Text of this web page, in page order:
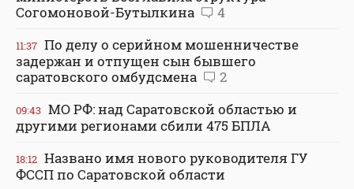
Согомоновой-Бутылкина
4
11:37 По делу о серийном мошенничестве
задержан и отпущен сын бывшего
саратовского омбудсмена
2
09:43 МО РФ: над Саратовской областью и
другими регионами сбили 475 БПЛА
18:12 Названо имя нового руководителя ГУ
ФССП по Саратовской области